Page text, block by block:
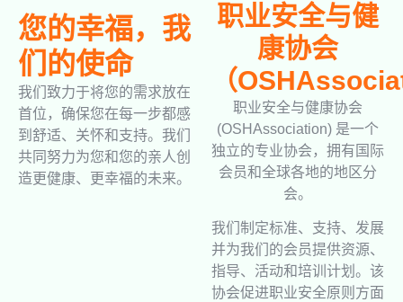
您的幸福，我
们的使命
我们致力于将您的需求放在
首位，确保您在每一步都感
到舒适、关怀和支持。我们
共同努力为您和您的亲人创
造更健康、更幸福的未来。
职业安全与健
康协会
（
职业安全与健康协会
(OSHAssociation) 是一个
独立的专业协会，拥有国际
会员和全球各地的地区分
会。
我们制定标准、支持、发展
并为我们的会员提供资源、
指导、活动和培训计划。该
协会促进职业安全原则方面